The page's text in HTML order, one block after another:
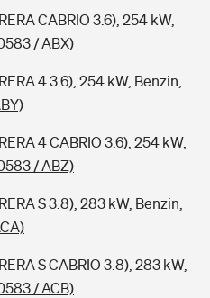
CABRIO 3.6), 254 kW,
/ ABX)
4 3.6), 254 kW, Benzin,
4 CABRIO 3.6), 254 kW,
/ ABZ)
S 3.8), 283 kW, Benzin,
S CABRIO 3.8), 283 kW,
/ ACB)